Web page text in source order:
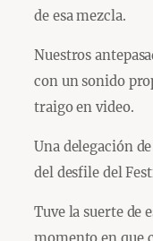
de esa mezcla.
Nuestros
con un sonido
traigo en video.
Una delegación
del desfile del
Tuve la suerte de
momento en que